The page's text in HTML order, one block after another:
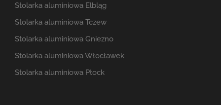
Stolarka aluminiowa Elbląg
Stolarka aluminiowa Tczew
Stolarka aluminiowa Gniezno
Stolarka aluminiowa Włocławek
Stolarka aluminiowa Płock